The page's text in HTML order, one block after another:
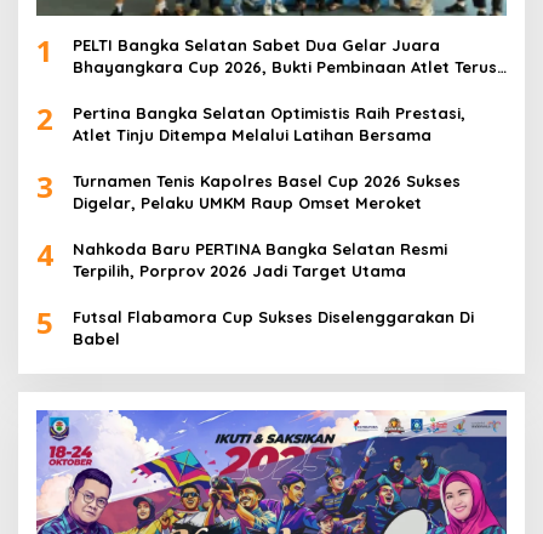
1
PELTI Bangka Selatan Sabet Dua Gelar Juara
Bhayangkara Cup 2026, Bukti Pembinaan Atlet Terus
2
Pertina Bangka Selatan Optimistis Raih Prestasi,
Atlet Tinju Ditempa Melalui Latihan Bersama
3
Turnamen Tenis Kapolres Basel Cup 2026 Sukses
Digelar, Pelaku UMKM Raup Omset Meroket
4
Nahkoda Baru PERTINA Bangka Selatan Resmi
Terpilih, Porprov 2026 Jadi Target Utama
5
Futsal Flabamora Cup Sukses Diselenggarakan Di
Babel